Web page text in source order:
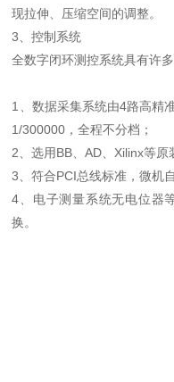
现拉伸、压缩空间的调整。
3、控制系统
全数字闭环测控系统具有许
1、数据采集系统由4路高精
1/300000，全程不分档；
2、选用BB、AD、Xilinx等原
3、符合PCI总线标准，微机
4、电子测量系统无电位器
换。